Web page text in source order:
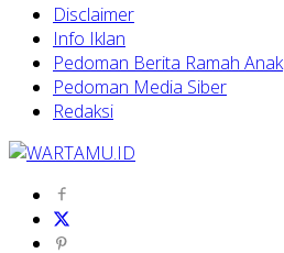
Disclaimer
Info Iklan
Pedoman Berita Ramah Anak
Pedoman Media Siber
Redaksi